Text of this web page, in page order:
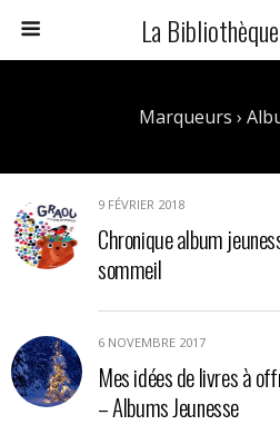
La
Marqueurs ›
9 FÉVRIER 2018
Chronique album
sommeil
6 NOVEMBRE 2017
Mes idées de livres à
– Albums Jeunesse